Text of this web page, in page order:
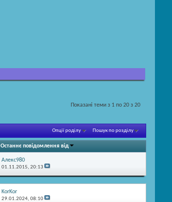
Показані теми з 1 по 20 з 20
Опції роділу Пошук по розділу
Останнє повідомлення від
Алекс980
01.11.2015, 20:13
KorKor
29.01.2024, 08:10